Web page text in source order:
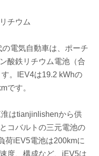
チウム
電気自動車は、ポーチ
酸鉄リチウム電池（合
。IEV4は19.2 kWhの
です。
はtianjinlishenから供
コバルトの三元電池の
荷iEV5電池は200kmに
度、構成など、iEV5は